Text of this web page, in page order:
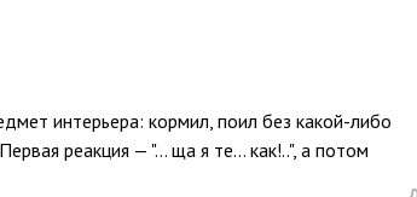
интерьера: кормил, поил без какой-либо
реакция — "… ща я те… как!..", а потом